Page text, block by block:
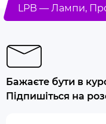
LPB — Лампи,
Бажаєте бути в
Підпишіться на